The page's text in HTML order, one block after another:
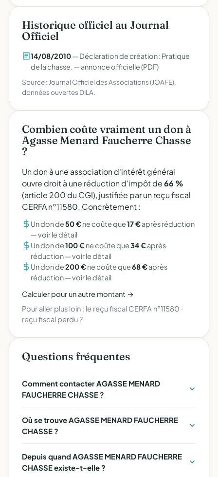
Historique officiel au Journal
Officiel
14/08/2010— Déclaration de création : Pratique
de la chasse. — annonce officielle (PDF)
Source : Journal Officiel des Associations (JOAFE),
données ouvertes DILA.
Combien coûte vraiment un don à
Agasse Menard Faucherre Chasse
?
Un don à une association d'intérêt général
ouvre droit à une réduction d'impôt de66 %
(article 200 du CGI), justifiée par un reçu fiscal
CERFA n°11580. Concrètement :
Un don de50 €ne coûte que17 €après réduction
—voir le détail
Un don de100 €ne coûte que34 €après
réduction —voir le détail
Un don de200 €ne coûte que68 €après
réduction —voir le détail
Calculer pour un autre montant →
Pour aller plus loin : le reçu fiscal CERFA n°11580 ·
reçu fiscal perdu ?
Questions fréquentes
Comment contacter AGASSE MENARD
FAUCHERRE CHASSE ?
Où se trouve AGASSE MENARD FAUCHERRE
CHASSE ?
Depuis quand AGASSE MENARD FAUCHERRE
CHASSE existe-t-elle ?